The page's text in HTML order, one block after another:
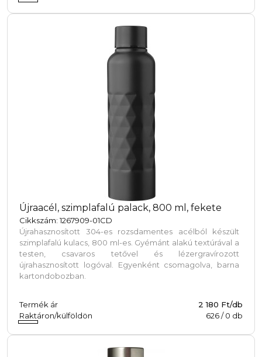
Újraacél, szimplafalú palack, 800 ml, fekete
Cikkszám: 1267909-01CD
Újrahasznosított 304-es rozsdamentes acélból készült
szimplafalú kulacs, 800 ml-es. Gyémánt alakú textúrával a
testen, csavaros tetővel és lézergravírozott
újrahasznosított logóval. Egyenként csomagolva, barna
kartondobozban.
Termék ár
2 180 Ft/db
Raktáron/külföldön
626/0 db